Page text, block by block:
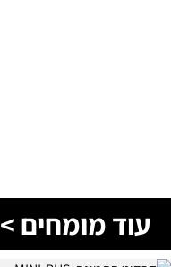
עוד מומחים >